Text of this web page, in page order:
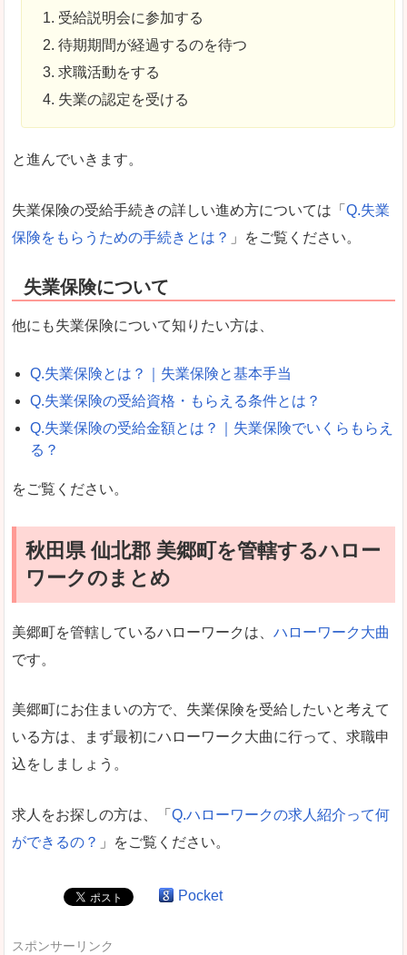
受給説明会に参加する
待期期間が経過するのを待つ
求職活動をする
失業の認定を受ける
と進んでいきます。
失業保険の受給手続きの詳しい進め方については「 Q.失業
保険をもらうための手続きとは？ 」をご覧ください。
失業保険について
他にも失業保険について知りたい方は、
Q.失業保険とは？｜失業保険と基本手当
Q.失業保険の受給資格・もらえる条件とは？
Q.失業保険の受給金額とは？｜失業保険でいくらもらえ
る？
をご覧ください。
秋田県 仙北郡 美郷町を管轄するハロー
ワークのまとめ
美郷町を管轄しているハローワークは、 ハローワーク大曲
です。
美郷町にお住まいの方で、失業保険を受給したいと考えて
いる方は、まず最初にハローワーク大曲に行って、求職申
込をしましょう。
求人をお探しの方は、「 Q.ハローワークの求人紹介って何
ができるの？ 」をご覧ください。
Pocket
スポンサーリンク